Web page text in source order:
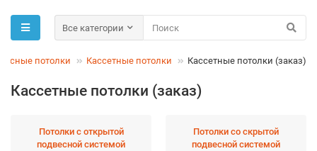
Все категории
потолки Кассетные потолки Кассетные потолки (заказ)
Кассетные потолки (заказ)
Потолки с открытой
подвесной системой
Потолки со скрытой
подвесной системой